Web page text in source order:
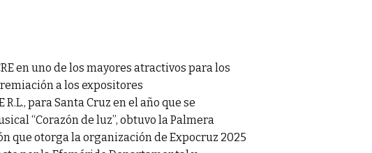
en uno de los mayores atractivos para los
a los expositores
para Santa Cruz en el año que se
“Corazón de luz”, obtuvo la Palmera
que otorga la organización de Expocruz 2025